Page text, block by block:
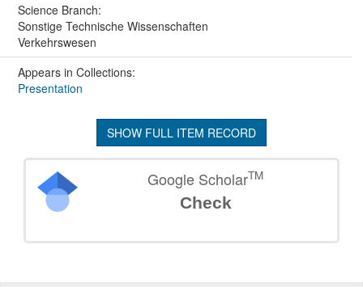
Science Branch:
Sonstige Technische Wissenschaften
Verkehrswesen
Appears in Collections:
Presentation
SHOW FULL ITEM RECORD
Google ScholarTM
Check